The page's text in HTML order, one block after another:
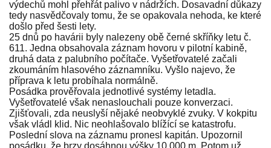
výdechů mohl přehřát palivo v nádržích. Dosavadní důkazy
tedy nasvědčovaly tomu, že se opakovala nehoda, ke které
došlo před šesti lety.
25 dnů po havárii byly nalezeny obě černé skříňky letu č.
611. Jedna obsahovala záznam hovoru v pilotní kabině,
druhá data z palubního počítače. Vyšetřovatelé začali
zkoumáním hlasového záznamníku. Vyšlo najevo, že
příprava k letu probíhala normálně.
Posádka prověřovala jednotlivé systémy letadla.
Vyšetřovatelé však nenaslouchali pouze konverzaci.
Zjišťovali, zda neuslyší nějaké neobvyklé zvuky. V kokpitu
však vládl klid. Nic neohlašovalo blížící se katastrofu.
Poslední slova na záznamu pronesl kapitán. Upozornil